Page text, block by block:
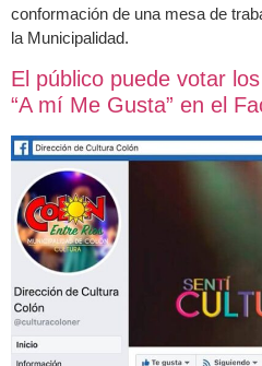
conformación de una mesa de
la Municipalidad.
El público puede votar
“A mí Me Gusta” en el